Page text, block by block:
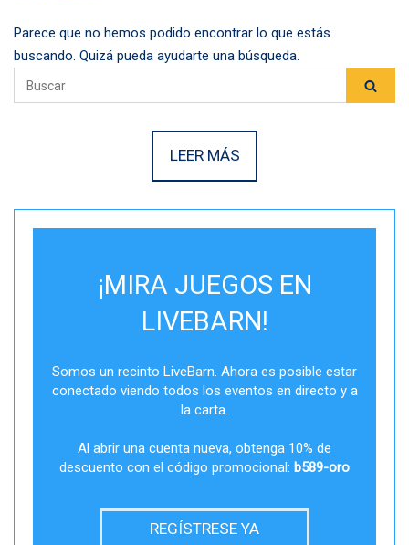
Parece que no hemos podido encontrar lo que estás
buscando. Quizá pueda ayudarte una búsqueda.
LEER MÁS
¡MIRA JUEGOS EN
LIVEBARN!
Somos un recinto LiveBarn. Ahora es posible estar
conectado viendo todos los eventos en directo y a
la carta.
Al abrir una cuenta nueva, obtenga 10% de
descuento con el código promocional: b589-oro
REGÍSTRESE YA